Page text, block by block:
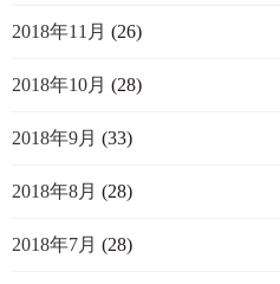
2018年11月 (26)
2018年10月 (28)
2018年9月 (33)
2018年8月 (28)
2018年7月 (28)